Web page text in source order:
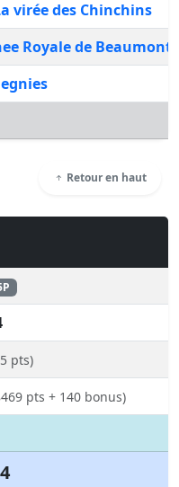
virée des Chinchins
Royale de Beaumont
Retour en haut
pts)
pts + 140 bonus)